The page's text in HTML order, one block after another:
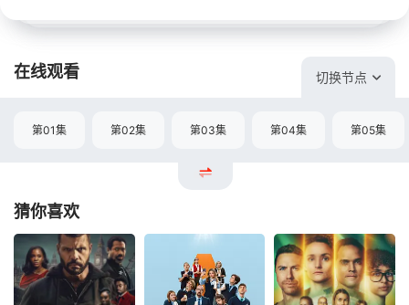
在线观看 切换节点
第01集 第02集 第03集 第04集 第05集
猜你喜欢